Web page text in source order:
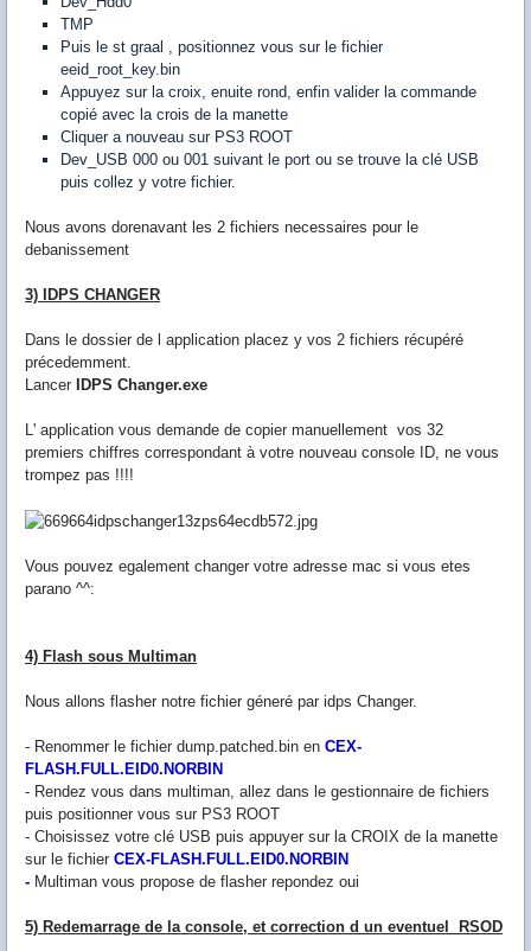
TMP
Puis le st graal , positionnez vous sur le fichier
eeid_root_key.bin
Appuyez sur la croix, enuite rond, enfin valider la commande
copié avec la crois de la manette
Cliquer a nouveau sur PS3 ROOT
Dev_USB 000 ou 001 suivant le port ou se trouve la clé USB
puis collez y votre fichier.
Nous avons dorenavant les 2 fichiers necessaires pour le
debanissement
3) IDPS CHANGER
Dans le dossier de l application placez y vos 2 fichiers récupéré
précedemment.
Lancer
IDPS Changer.exe
L' application vous demande de copier manuellement vos 32
premiers chiffres correspondant à votre nouveau console ID, ne vous
trompez pas !!!!
Vous pouvez egalement changer votre adresse mac si vous etes
parano ^^:
4) Flash sous Multiman
Nous allons flasher notre fichier géneré par idps Changer.
- Renommer le fichier dump.patched.bin en CEX-
FLASH.FULL.EID0.NORBIN
- Rendez vous dans multiman, allez dans le gestionnaire de fichiers
puis positionner vous sur PS3 ROOT
- Choisissez votre clé USB puis appuyer sur la CROIX de la manette
sur le fichier CEX-FLASH.FULL.EID0.NORBIN
- Multiman vous propose de flasher repondez oui
5) Redemarrage de la console, et correction d un eventuel RSOD